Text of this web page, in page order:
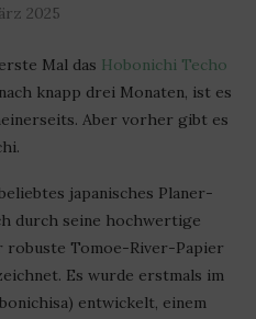
2025
Mal das Hobonichi Techo
knapp drei Monaten, ist es
Aber vorher gibt es
japanisches Planer-
durch seine hochwertige
robuste Tomoe-River-Papier
Es wurde erstmals im
entwickelt, einem